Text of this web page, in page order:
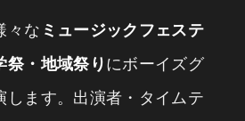
々な ミュージックフェステ
祭・地域祭りにボーイズグ
します。出演者・タイムテ